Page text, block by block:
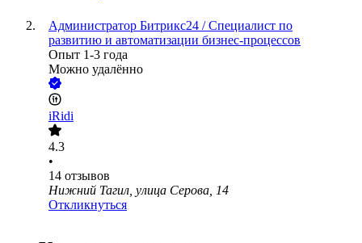
Администратор Битрикс24 / Специалист по
развитию и автоматизации бизнес-процессов
Опыт 1-3 года
Можно удалённо
iRidi
4.3
•
14 отзывов
Нижний Тагил, улица Серова, 14
Откликнуться